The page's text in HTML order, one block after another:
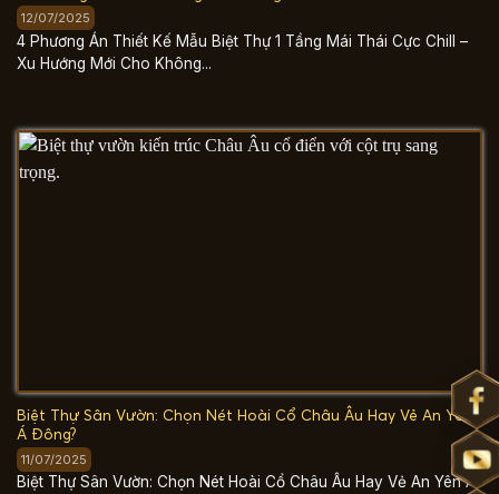
12/07/2025
4 Phương Án Thiết Kế Mẫu Biệt Thự 1 Tầng Mái Thái Cực Chill –
Xu Hướng Mới Cho Không...
Biệt Thự Sân Vườn: Chọn Nét Hoài Cổ Châu Âu Hay Vẻ An Yên
Á Đông?
11/07/2025
Biệt Thự Sân Vườn: Chọn Nét Hoài Cổ Châu Âu Hay Vẻ An Yên Á